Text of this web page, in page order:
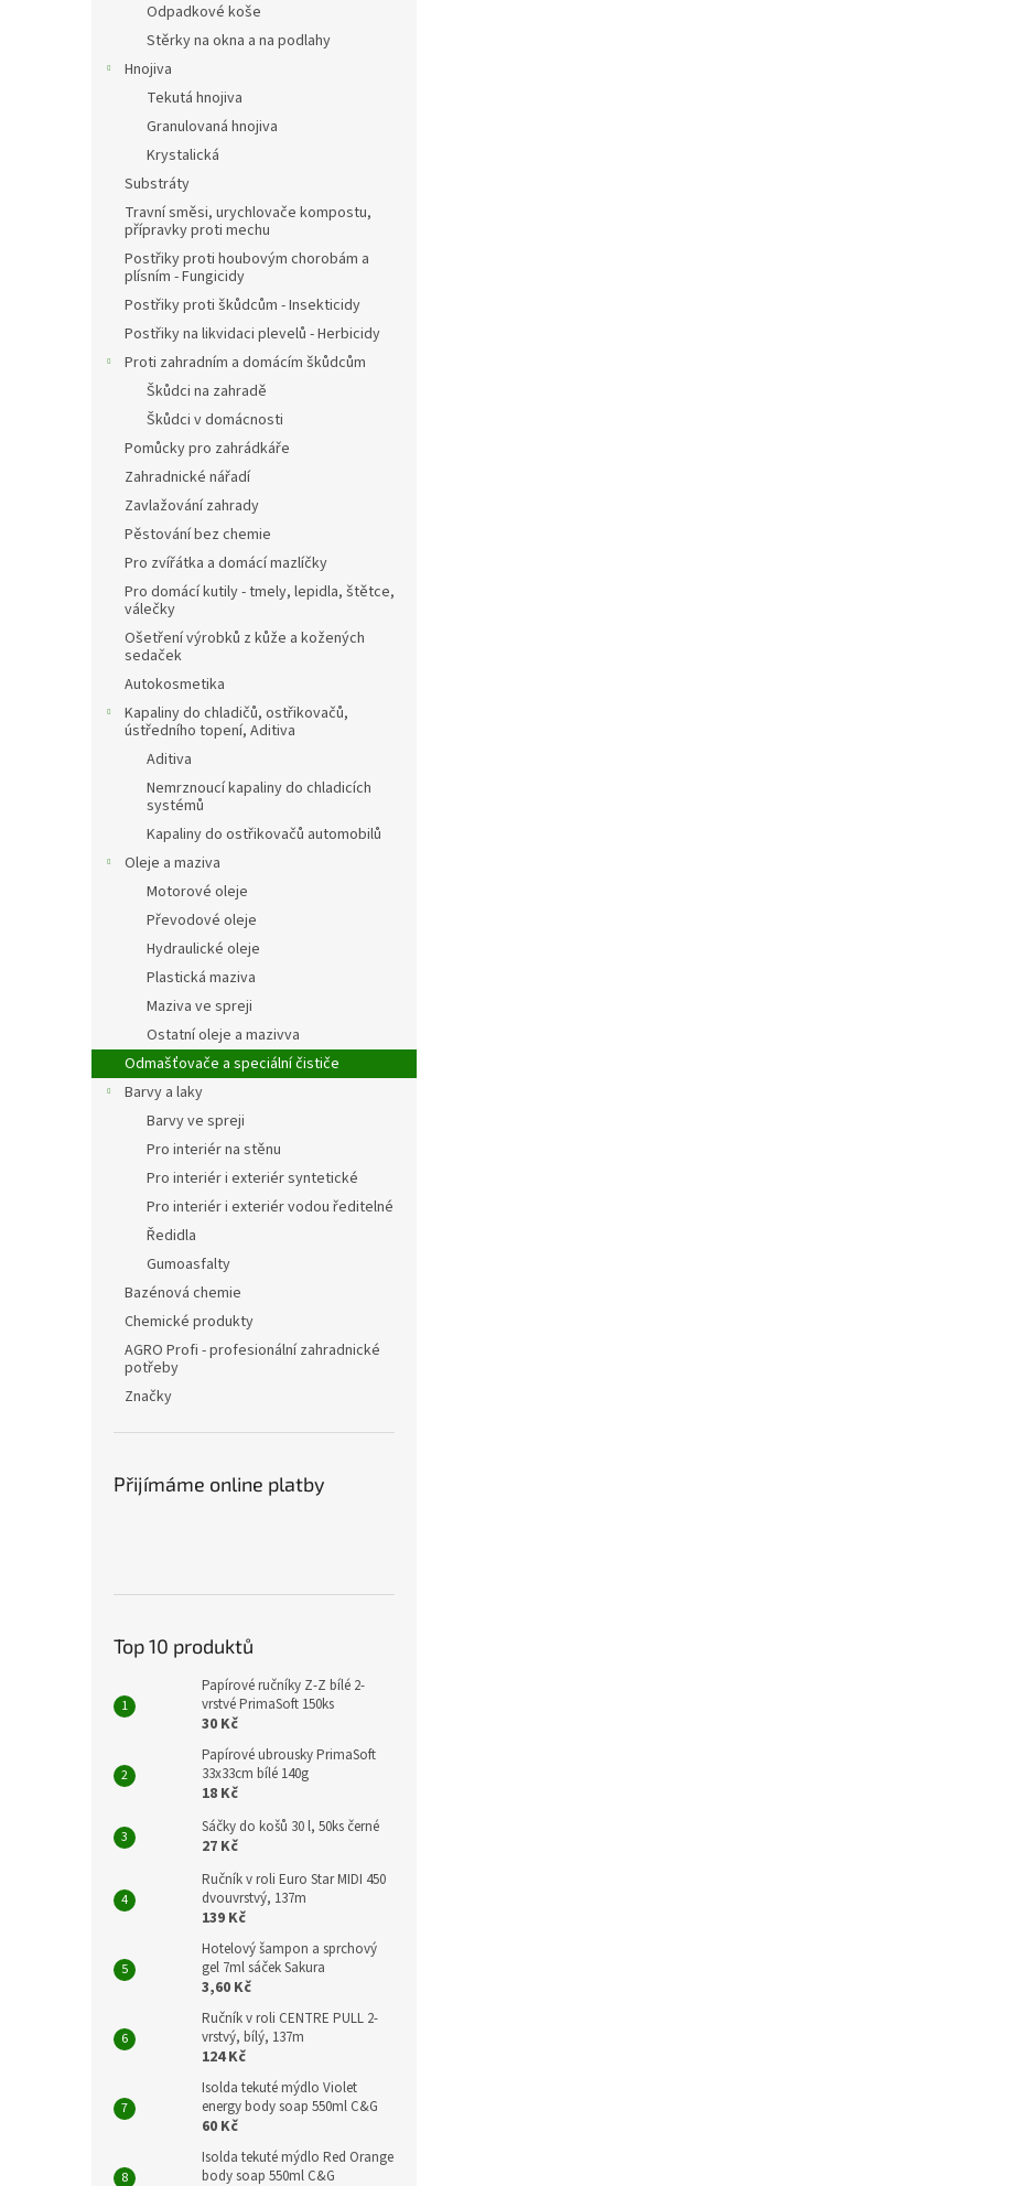
Odpadkové koše
Stěrky na okna a na podlahy
Hnojiva
Tekutá hnojiva
Granulovaná hnojiva
Krystalická
Substráty
Travní směsi, urychlovače kompostu,
přípravky proti mechu
Postřiky proti houbovým chorobám a
plísním - Fungicidy
Postřiky proti škůdcům - Insekticidy
Postřiky na likvidaci plevelů - Herbicidy
Proti zahradním a domácím škůdcům
Škůdci na zahradě
Škůdci v domácnosti
Pomůcky pro zahrádkáře
Zahradnické nářadí
Zavlažování zahrady
Pěstování bez chemie
Pro zvířátka a domácí mazlíčky
Pro domácí kutily - tmely, lepidla, štětce,
válečky
Ošetření výrobků z kůže a kožených
sedaček
Autokosmetika
Kapaliny do chladičů, ostřikovačů,
ústředního topení, Aditiva
Aditiva
Nemrznoucí kapaliny do chladicích
systémů
Kapaliny do ostřikovačů automobilů
Oleje a maziva
Motorové oleje
Převodové oleje
Hydraulické oleje
Plastická maziva
Maziva ve spreji
Ostatní oleje a mazivva
Odmašťovače a speciální čističe
Barvy a laky
Barvy ve spreji
Pro interiér na stěnu
Pro interiér i exteriér syntetické
Pro interiér i exteriér vodou ředitelné
Ředidla
Gumoasfalty
Bazénová chemie
Chemické produkty
AGRO Profi - profesionální zahradnické
potřeby
Značky
Přijímáme online platby
Top 10 produktů
Papírové ručníky Z-Z bílé 2-
vrstvé PrimaSoft 150ks
30 Kč
Papírové ubrousky PrimaSoft
33x33cm bílé 140g
18 Kč
Sáčky do košů 30 l, 50ks černé
27 Kč
Ručník v roli Euro Star MIDI 450
dvouvrstvý, 137m
139 Kč
Hotelový šampon a sprchový
gel 7ml sáček Sakura
3,60 Kč
Ručník v roli CENTRE PULL 2-
vrstvý, bílý, 137m
124 Kč
Isolda tekuté mýdlo Violet
energy body soap 550ml C&G
60 Kč
Isolda tekuté mýdlo Red Orange
body soap 550ml C&G